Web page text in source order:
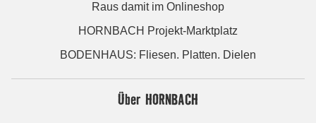
Raus damit im Onlineshop
HORNBACH Projekt-Marktplatz
BODENHAUS: Fliesen. Platten. Dielen
Über HORNBACH